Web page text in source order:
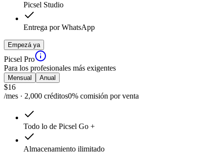
Picsel Studio
Entrega por WhatsApp
Empezá ya
Picsel Pro
Para los profesionales más exigentes
Mensual Anual
$16
/mes · 2,000 créditos0% comisión por venta
Todo lo de Picsel Go +
Almacenamiento ilimitado